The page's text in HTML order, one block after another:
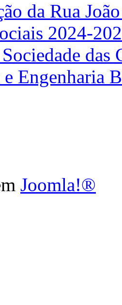
da Rua
2024-
Engenharia
Joomla!®